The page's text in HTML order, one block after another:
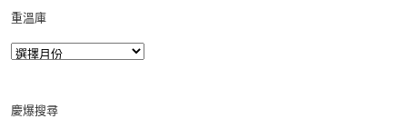
重溫庫
慶爆搜尋